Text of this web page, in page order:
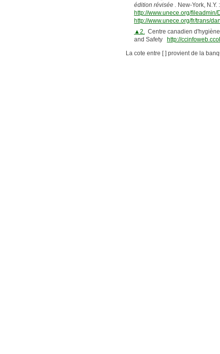
édition révisée . New-York,
http://www.unece.org/
http://www.unece.org/fr/trans/
▲2.Centre canadien
and Safety http://
La cote entre [ ] provient de la